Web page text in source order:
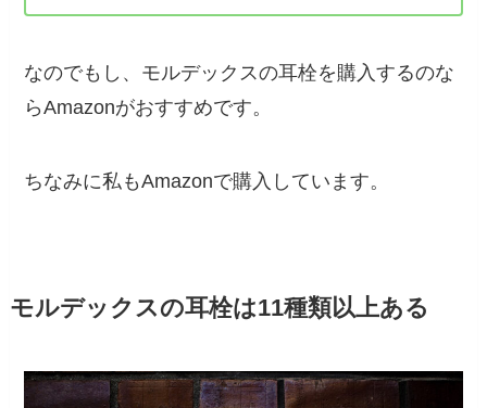
なのでもし、モルデックスの耳栓を購入するのな
らAmazonがおすすめです。
ちなみに私もAmazonで購入しています。
モルデックスの耳栓は11種類以上ある